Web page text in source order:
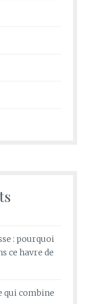
: pourquoi
ce havre de
qui combine